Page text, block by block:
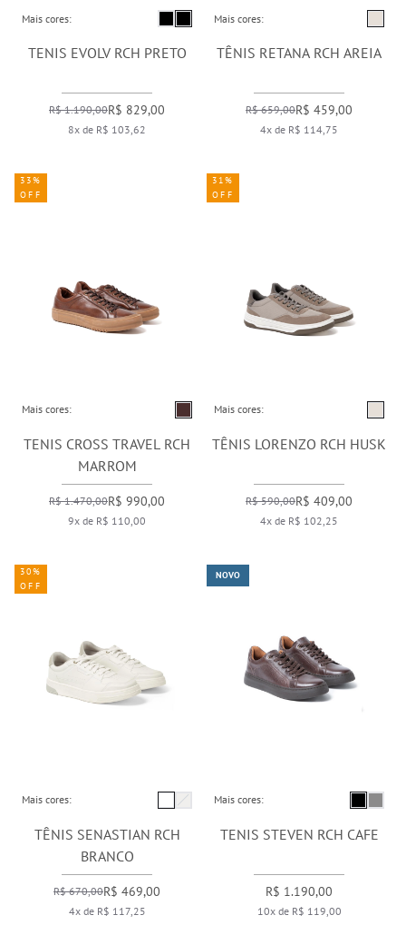
Mais cores:
TENIS EVOLV RCH PRETO
R$ 1.190,00R$ 829,00
8x de R$ 103,62
Mais cores:
TÊNIS RETANA RCH AREIA
R$ 659,00R$ 459,00
4x de R$ 114,75
Mais cores:
TENIS CROSS TRAVEL RCH
MARROM
R$ 1.470,00R$ 990,00
9x de R$ 110,00
33%
OFF
Mais cores:
TÊNIS LORENZO RCH HUSK
R$ 590,00R$ 409,00
4x de R$ 102,25
31%
OFF
Mais cores:
TÊNIS SENASTIAN RCH
BRANCO
R$ 670,00R$ 469,00
4x de R$ 117,25
30%
OFF
Mais cores:
TENIS STEVEN RCH CAFE
R$ 1.190,00
10x de R$ 119,00
NOVO